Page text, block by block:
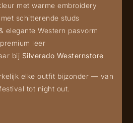
met warme embroidery
schitterende studs
elegante Western pasvorm
leer
bij Silverado Westernstore
elke outfit bijzonder — van
tot night out.